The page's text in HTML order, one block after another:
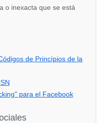
o inexacta que se está
de Princípios de la
para el Facebook